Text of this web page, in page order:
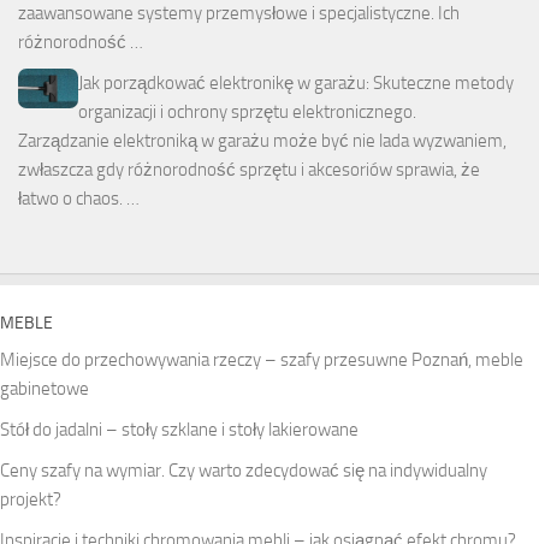
zaawansowane systemy przemysłowe i specjalistyczne. Ich
różnorodność …
Jak porządkować elektronikę w garażu: Skuteczne metody
organizacji i ochrony sprzętu elektronicznego.
Zarządzanie elektroniką w garażu może być nie lada wyzwaniem,
zwłaszcza gdy różnorodność sprzętu i akcesoriów sprawia, że
łatwo o chaos. …
MEBLE
Miejsce do przechowywania rzeczy – szafy przesuwne Poznań, meble
gabinetowe
Stół do jadalni – stoły szklane i stoły lakierowane
Ceny szafy na wymiar. Czy warto zdecydować się na indywidualny
projekt?